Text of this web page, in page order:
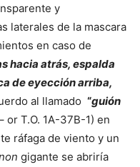
y
laterales de la mascara
en caso de
hacia atrás, espalda
de eyección arriba,
al llamado “guión
or T.O. 1A-37B-1) en
ráfaga de viento y un
gigante se abriría